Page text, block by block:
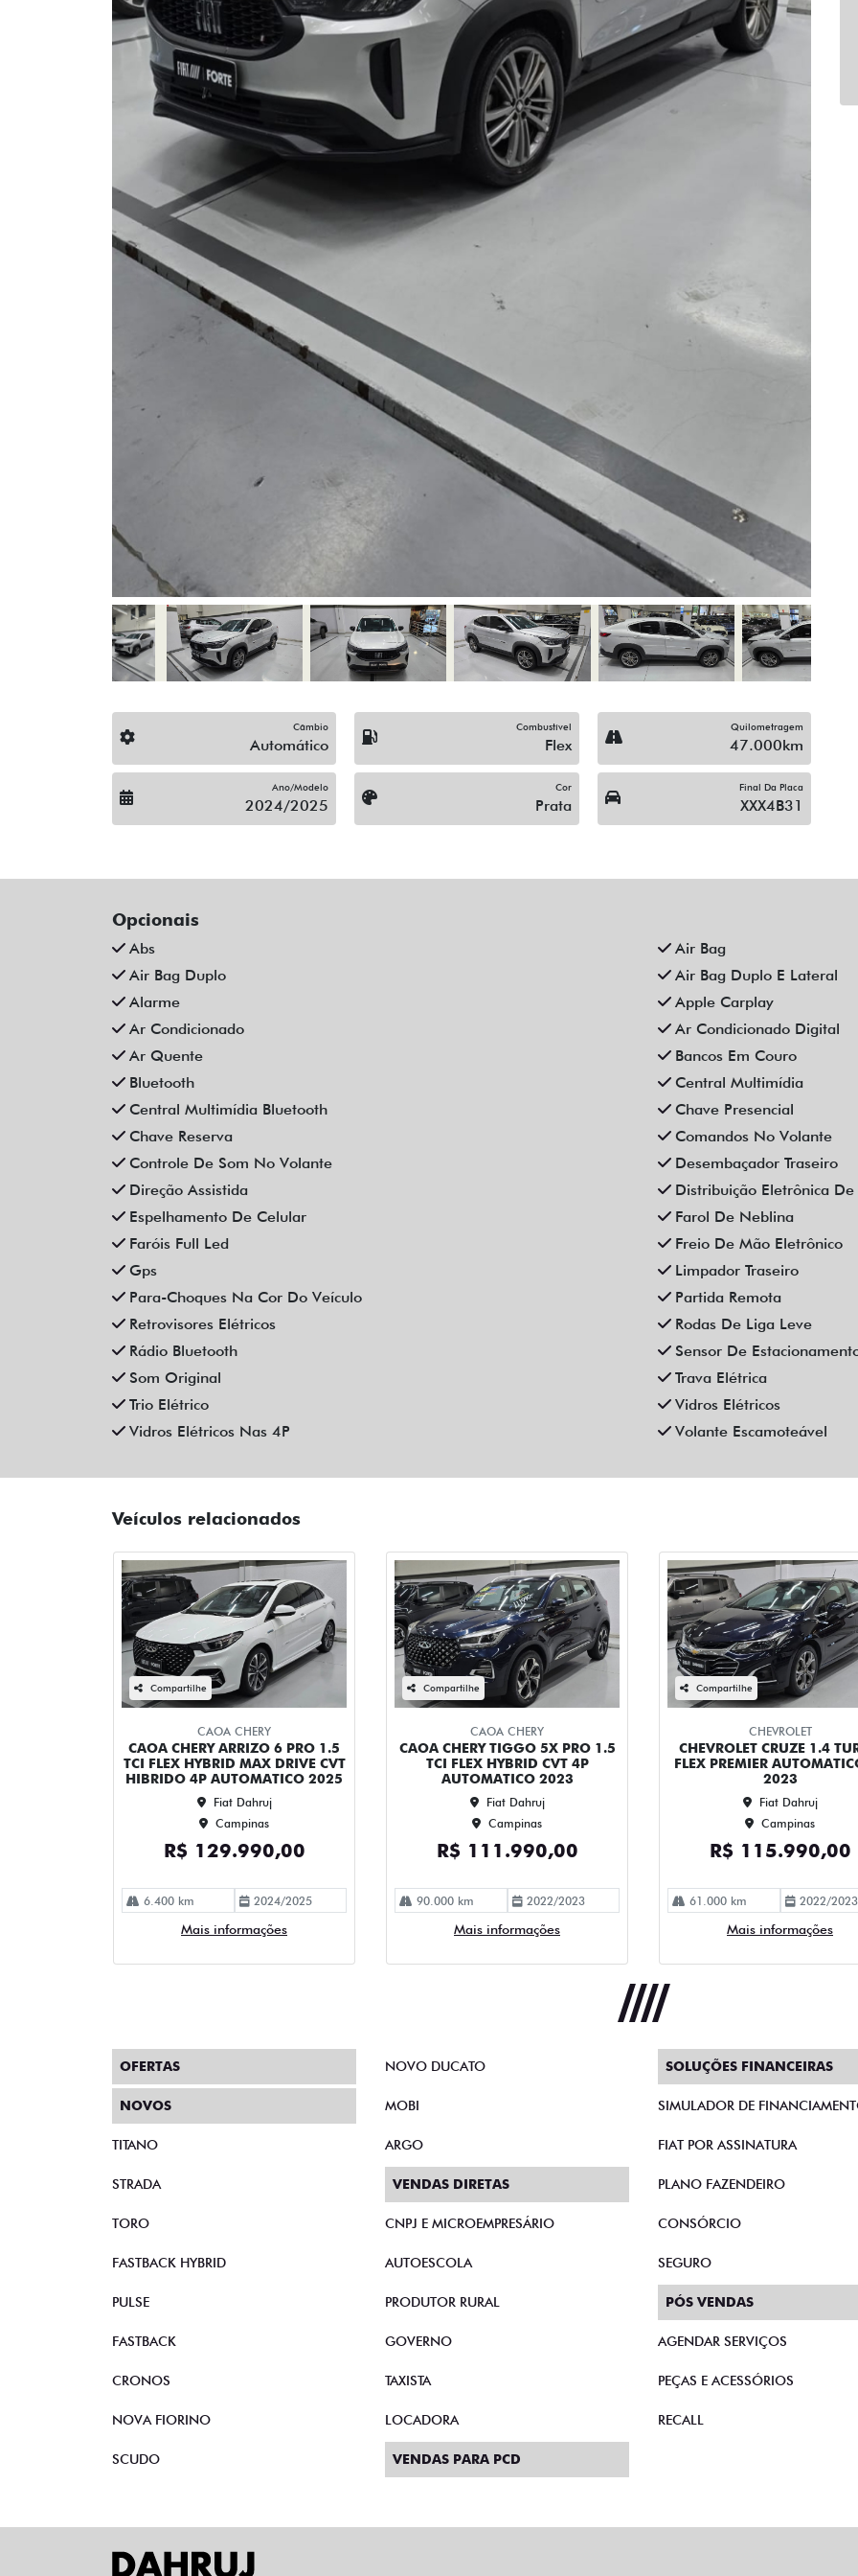
Câmbio
Automático
Combustível
Flex
Quilometragem
47.000km
Ano/Modelo
2024/2025
Cor
Prata
Final Da Placa
XXX4B31
Opcionais
Abs
Air Bag
Air Bag Duplo
Air Bag Duplo E Lateral
Alarme
Apple Carplay
Ar Condicionado
Ar Condicionado Digital
Ar Quente
Bancos Em Couro
Bluetooth
Central Multimídia
Central Multimídia Bluetooth
Chave Presencial
Chave Reserva
Comandos No Volante
Controle De Som No Volante
Desembaçador Traseiro
Direção Assistida
Distribuição Eletrônica De
Espelhamento De Celular
Farol De Neblina
Faróis Full Led
Freio De Mão Eletrônico
Gps
Limpador Traseiro
Para-Choques Na Cor Do Veículo
Partida Remota
Retrovisores Elétricos
Rodas De Liga Leve
Rádio Bluetooth
Sensor De
Som Original
Trava Elétrica
Trio Elétrico
Vidros Elétricos
Vidros Elétricos Nas 4P
Volante Escamoteável
Veículos relacionados
Compartilhe
CAOA CHERY
CAOA CHERY ARRIZO 6 PRO 1.5
TCI FLEX HYBRID MAX DRIVE CVT
HIBRIDO 4P AUTOMATICO 2025
Fiat Dahruj
Campinas
R$ 129.990,00
6.400 km 2024/2025
Mais informações
Compartilhe
CAOA CHERY
CAOA CHERY TIGGO 5X PRO 1.5
TCI FLEX HYBRID CVT 4P
AUTOMATICO 2023
Fiat Dahruj
Campinas
R$ 111.990,00
90.000 km 2022/2023
Mais informações
Compartilhe
CHEVROLET
CHEVROLET CRUZE 1.4
FLEX PREMIER
2023
Fiat Dahruj
Campinas
R$ 115.990,00
61.000 km 2022/2023
Mais informações
OFERTAS
NOVOS
TITANO
STRADA
TORO
FASTBACK HYBRID
PULSE
FASTBACK
CRONOS
NOVA FIORINO
SCUDO
NOVO DUCATO
MOBI
ARGO
VENDAS DIRETAS
CNPJ E MICROEMPRESÁRIO
AUTOESCOLA
PRODUTOR RURAL
GOVERNO
TAXISTA
LOCADORA
VENDAS PARA PCD
SOLUÇÕES FINANCEIRAS
SIMULADOR DE
FIAT POR ASSINATURA
PLANO FAZENDEIRO
CONSÓRCIO
SEGURO
PÓS VENDAS
AGENDAR SERVIÇOS
PEÇAS E ACESSÓRIOS
RECALL